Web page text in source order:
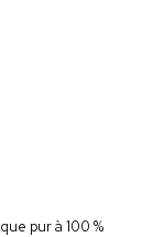
pur à 100 %